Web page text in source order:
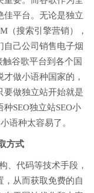
佳平台。无论是独立
（搜索引擎营销），
自己公司销售电子烟
谷歌平台到各个国
做小语种国家的，
要做独立站开始就是
SEO独立站SEO小
语种太容易了。
方式
、代码等技术手段，
，从而获取免费的自